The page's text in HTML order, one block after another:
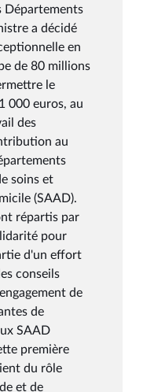
Départements
a décidé
en
de 80 millions
le
000 euros, au
des
au
soins et
(SAAD).
répartis par
pour
d'un effort
conseils
de
de
SAAD
première
du rôle
et de